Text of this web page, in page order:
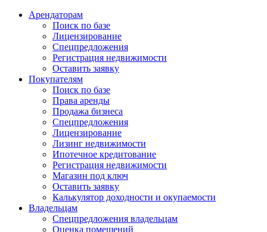
Арендаторам
Поиск по базе
Лицензирование
Спецпредложения
Регистрация недвижимости
Оставить заявку
Покупателям
Поиск по базе
Права аренды
Продажа бизнеса
Спецпредложения
Лицензирование
Лизинг недвижимости
Ипотечное кредитование
Регистрация недвижимости
Магазин под ключ
Оставить заявку
Калькулятор доходности и окупаемости
Владельцам
Спецпредложения владельцам
Оценка помещений